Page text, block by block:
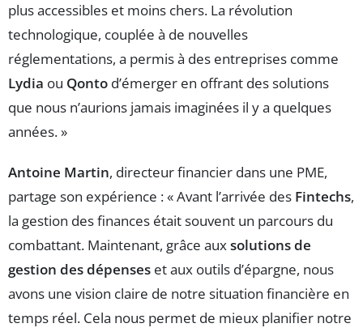
plus accessibles et moins chers. La révolution
technologique, couplée à de nouvelles
réglementations, a permis à des entreprises comme
Lydia ou Qonto d’émerger en offrant des solutions
que nous n’aurions jamais imaginées il y a quelques
années. »
Antoine Martin, directeur financier dans une PME,
partage son expérience : « Avant l’arrivée des Fintechs,
la gestion des finances était souvent un parcours du
combattant. Maintenant, grâce auxsolutions de
gestion des dépenses et aux outils d’épargne, nous
avons une vision claire de notre situation financière en
temps réel. Cela nous permet de mieux planifier notre